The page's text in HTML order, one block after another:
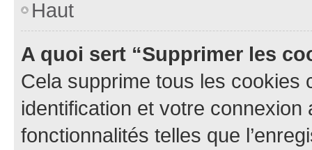
Haut
A quoi sert “Supprimer les
Cela supprime tous les cookies
identification et votre
fonctionnalités telles que